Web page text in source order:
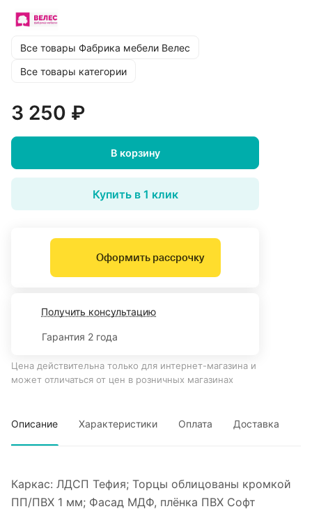
Все товары Фабрика мебели Велес
Все товары категории
3 250 ₽
В корзину
Купить в 1 клик
Оформить рассрочку
Получить консультацию
Гарантия 2 года
Цена действительна только для интернет-магазина и
может отличаться от цен в розничных магазинах
Описание Характеристики Оплата Доставка
Каркас: ЛДСП Тефия; Торцы облицованы кромкой
ПП/ПВХ 1 мм; Фасад МДФ, плёнка ПВХ Софт